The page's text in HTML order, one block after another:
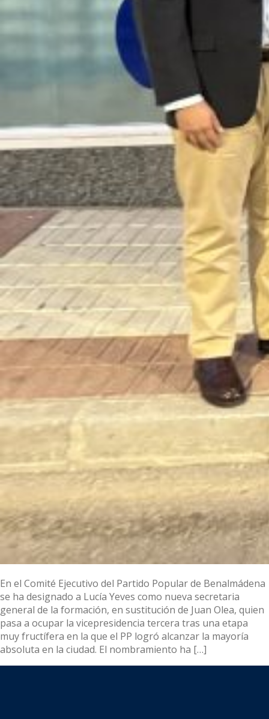
En el Comité Ejecutivo del Partido Popular de Benalmádena
se ha designado a Lucía Yeves como nueva secretaria
general de la formación, en sustitución de Juan Olea, quien
pasa a ocupar la vicepresidencia tercera tras una etapa
muy fructífera en la que el PP logró alcanzar la mayoría
absoluta en la ciudad. El nombramiento ha […]